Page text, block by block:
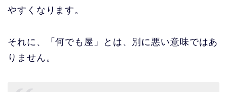
やすくなります。
それに、「何でも屋」とは、別に悪い意味ではあ
りません。